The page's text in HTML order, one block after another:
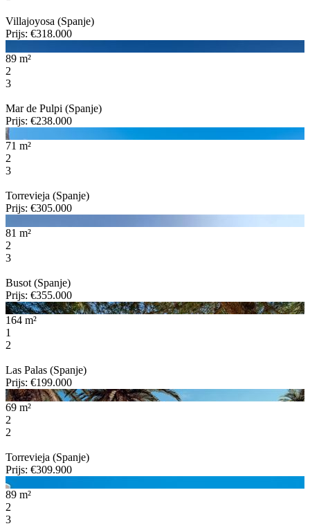
Villajoyosa (Spanje)
Prijs: €318.000
89 m²
2
3
Mar de Pulpi (Spanje)
Prijs: €238.000
71 m²
2
3
Torrevieja (Spanje)
Prijs: €305.000
81 m²
2
3
Busot (Spanje)
Prijs: €355.000
164 m²
1
2
Las Palas (Spanje)
Prijs: €199.000
69 m²
2
2
Torrevieja (Spanje)
Prijs: €309.900
89 m²
2
3